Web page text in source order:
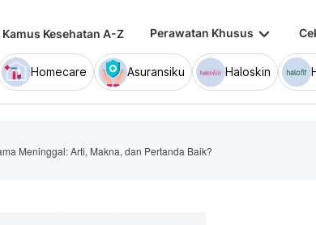
Kamus Kesehatan A-Z Perawatan Khusus keyboard_arrow_down
Homecare Asuransiku Haloskin
Meninggal: Arti, Makna, dan Pertanda Baik?